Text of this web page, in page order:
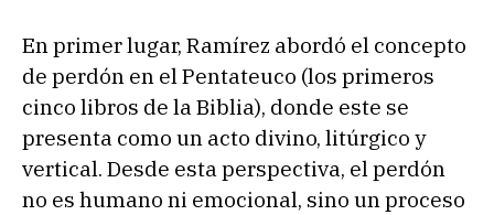
En primer lugar, Ramírez abordó el concepto
de perdón en el Pentateuco (los primeros
cinco libros de la Biblia), donde este se
presenta como un acto divino, litúrgico y
vertical. Desde esta perspectiva, el perdón
no es humano ni emocional, sino un proceso